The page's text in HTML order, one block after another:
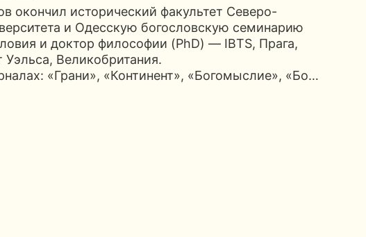
окончил исторический факультет Северо-
и Одесскую богословскую семинарию
и доктор философии (PhD) — IBTS, Прага,
Уэльса, Великобритания.
«Грани», «Континент», «Богомыслие», «Бо…